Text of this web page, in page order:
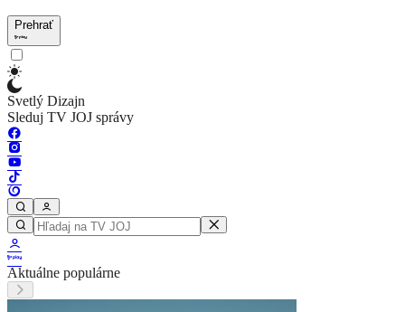
Prehrať
Svetlý Dizajn
Sleduj TV JOJ správy
Aktuálne populárne